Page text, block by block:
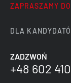
ZAPRASZAMY
DLA
ZADZWOŃ
+48 602